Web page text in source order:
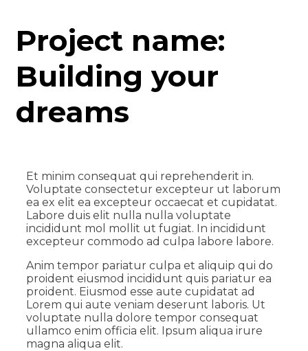
Project name:
Building your
dreams
Et minim consequat qui reprehenderit in.
Voluptate consectetur excepteur ut laborum
ea ex elit ea excepteur occaecat et cupidatat.
Labore duis elit nulla nulla voluptate
incididunt mol mollit ut fugiat. In incididunt
excepteur commodo ad culpa labore labore.
Anim tempor pariatur culpa et aliquip qui do
proident eiusmod incididunt quis pariatur ea
proident. Eiusmod esse aute cupidatat ad
Lorem qui aute veniam deserunt laboris. Ut
voluptate nulla dolore tempor consequat
ullamco enim officia elit. Ipsum aliqua irure
magna aliqua elit.